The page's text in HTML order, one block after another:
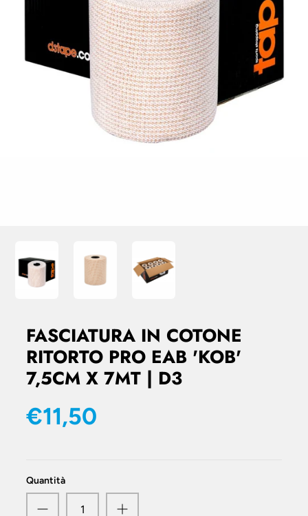
FASCIATURA IN COTONE
RITORTO PRO EAB 'KOB'
7,5CM X 7MT | D3
€11,50
Quantità